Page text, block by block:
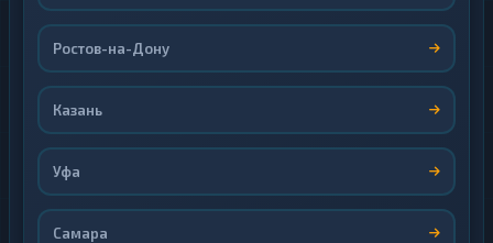
Ростов-на-Дону
Казань
Уфа
Самара